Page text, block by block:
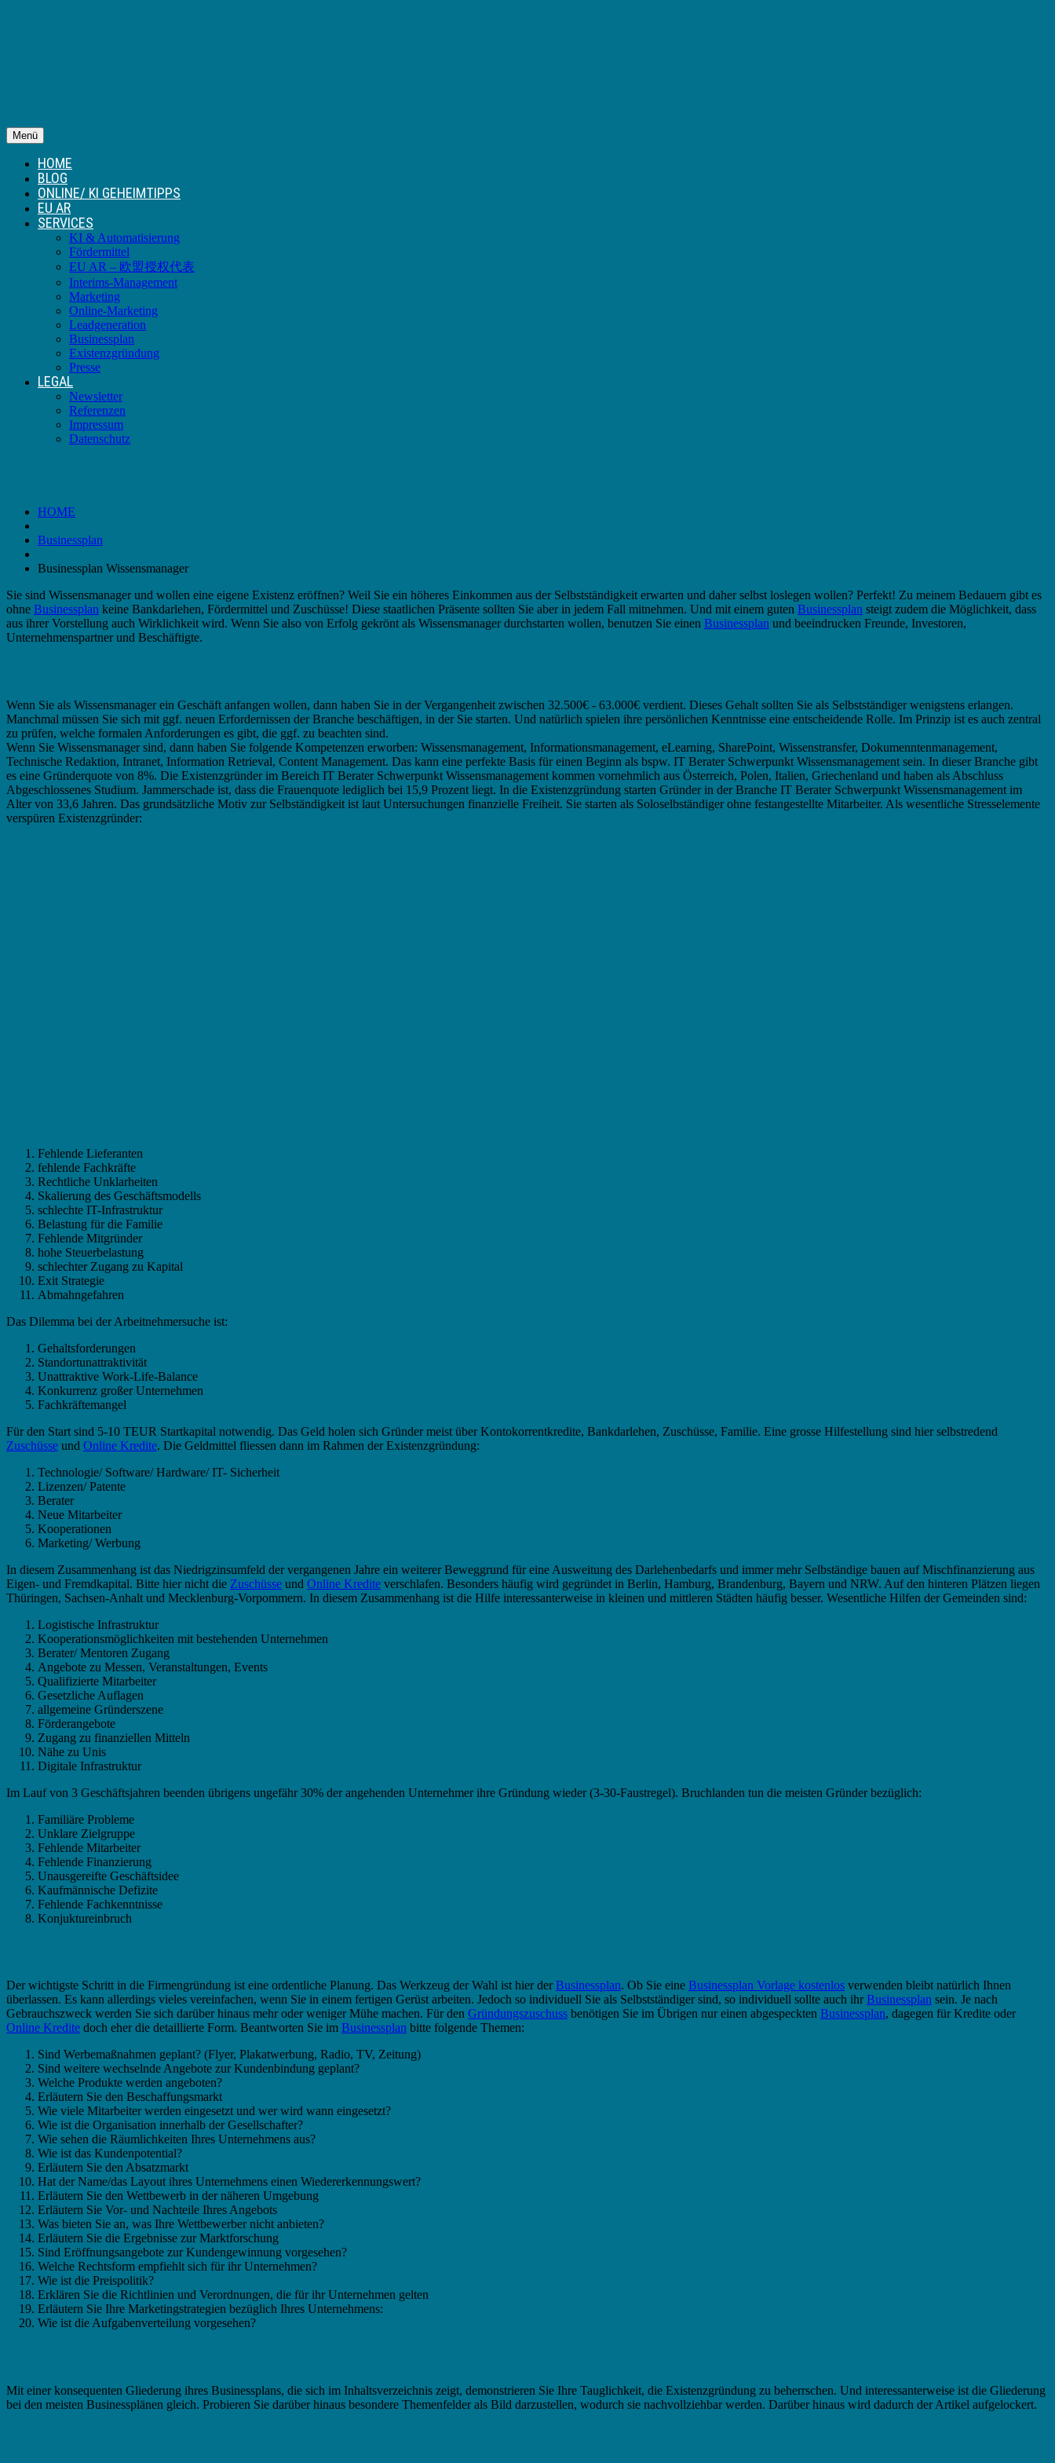
Menü
HOME
BLOG
ONLINE/ KI GEHEIMTIPPS
EU AR
SERVICES
KI & Automatisierung
Fördermittel
EU AR – 欧盟授权代表
Interims-Management
Marketing
Online-Marketing
Leadgeneration
Businessplan
Existenzgründung
Presse
LEGAL
Newsletter
Referenzen
Impressum
Datenschutz
HOME
Businessplan
Businessplan Wissensmanager
Sie sind Wissensmanager und wollen eine eigene Existenz eröffnen? Weil Sie ein höheres Einkommen aus der Selbstständigkeit erwarten und daher selbst loslegen wollen? Perfekt! Zu meinem Bedauern gibt es
ohne Businessplan keine Bankdarlehen, Fördermittel und Zuschüsse! Diese staatlichen Präsente sollten Sie aber in jedem Fall mitnehmen. Und mit einem guten Businessplan steigt zudem die Möglichkeit, dass
aus ihrer Vorstellung auch Wirklichkeit wird. Wenn Sie also von Erfolg gekrönt als Wissensmanager durchstarten wollen, benutzen Sie einen Businessplan und beeindrucken Freunde, Investoren,
Unternehmenspartner und Beschäftigte.
Wenn Sie als Wissensmanager ein Geschäft anfangen wollen, dann haben Sie in der Vergangenheit zwischen 32.500€ - 63.000€ verdient. Dieses Gehalt sollten Sie als Selbstständiger wenigstens erlangen.
Manchmal müssen Sie sich mit ggf. neuen Erfordernissen der Branche beschäftigen, in der Sie starten. Und natürlich spielen ihre persönlichen Kenntnisse eine entscheidende Rolle. Im Prinzip ist es auch zentral
zu prüfen, welche formalen Anforderungen es gibt, die ggf. zu beachten sind.
Wenn Sie Wissensmanager sind, dann haben Sie folgende Kompetenzen erworben: Wissensmanagement, Informationsmanagement, eLearning, SharePoint, Wissenstransfer, Dokumenntenmanagement,
Technische Redaktion, Intranet, Information Retrieval, Content Management. Das kann eine perfekte Basis für einen Beginn als bspw. IT Berater Schwerpunkt Wissensmanagement sein. In dieser Branche gibt
es eine Gründerquote von 8%. Die Existenzgründer im Bereich IT Berater Schwerpunkt Wissensmanagement kommen vornehmlich aus Österreich, Polen, Italien, Griechenland und haben als Abschluss
Abgeschlossenes Studium. Jammerschade ist, dass die Frauenquote lediglich bei 15,9 Prozent liegt. In die Existenzgründung starten Gründer in der Branche IT Berater Schwerpunkt Wissensmanagement im
Alter von 33,6 Jahren. Das grundsätzliche Motiv zur Selbständigkeit ist laut Untersuchungen finanzielle Freiheit. Sie starten als Soloselbständiger ohne festangestellte Mitarbeiter. Als wesentliche Stresselemente
verspüren Existenzgründer:
Fehlende Lieferanten
fehlende Fachkräfte
Rechtliche Unklarheiten
Skalierung des Geschäftsmodells
schlechte IT-Infrastruktur
Belastung für die Familie
Fehlende Mitgründer
hohe Steuerbelastung
schlechter Zugang zu Kapital
Exit Strategie
Abmahngefahren
Das Dilemma bei der Arbeitnehmersuche ist:
Gehaltsforderungen
Standortunattraktivität
Unattraktive Work-Life-Balance
Konkurrenz großer Unternehmen
Fachkräftemangel
Für den Start sind 5-10 TEUR Startkapital notwendig. Das Geld holen sich Gründer meist über Kontokorrentkredite, Bankdarlehen, Zuschüsse, Familie. Eine grosse Hilfestellung sind hier selbstredend
Zuschüsse und Online Kredite. Die Geldmittel fliessen dann im Rahmen der Existenzgründung:
Technologie/ Software/ Hardware/ IT- Sicherheit
Lizenzen/ Patente
Berater
Neue Mitarbeiter
Kooperationen
Marketing/ Werbung
In diesem Zusammenhang ist das Niedrigzinsumfeld der vergangenen Jahre ein weiterer Beweggrund für eine Ausweitung des Darlehenbedarfs und immer mehr Selbständige bauen auf Mischfinanzierung aus
Eigen- und Fremdkapital. Bitte hier nicht die Zuschüsse und Online Kredite verschlafen. Besonders häufig wird gegründet in Berlin, Hamburg, Brandenburg, Bayern und NRW. Auf den hinteren Plätzen liegen
Thüringen, Sachsen-Anhalt und Mecklenburg-Vorpommern. In diesem Zusammenhang ist die Hilfe interessanterweise in kleinen und mittleren Städten häufig besser. Wesentliche Hilfen der Gemeinden sind:
Logistische Infrastruktur
Kooperationsmöglichkeiten mit bestehenden Unternehmen
Berater/ Mentoren Zugang
Angebote zu Messen, Veranstaltungen, Events
Qualifizierte Mitarbeiter
Gesetzliche Auflagen
allgemeine Gründerszene
Förderangebote
Zugang zu finanziellen Mitteln
Nähe zu Unis
Digitale Infrastruktur
Im Lauf von 3 Geschäftsjahren beenden übrigens ungefähr 30% der angehenden Unternehmer ihre Gründung wieder (3-30-Faustregel). Bruchlanden tun die meisten Gründer bezüglich:
Familiäre Probleme
Unklare Zielgruppe
Fehlende Mitarbeiter
Fehlende Finanzierung
Unausgereifte Geschäftsidee
Kaufmännische Defizite
Fehlende Fachkenntnisse
Konjuktureinbruch
Der wichtigste Schritt in die Firmengründung ist eine ordentliche Planung. Das Werkzeug der Wahl ist hier derBusinessplan. Ob Sie eine Businessplan Vorlage kostenlos verwenden bleibt natürlich Ihnen
überlassen. Es kann allerdings vieles vereinfachen, wenn Sie in einem fertigen Gerüst arbeiten. Jedoch so individuell Sie als Selbstständiger sind, so individuell sollte auch ihrBusinessplan sein. Je nach
Gebrauchszweck werden Sie sich darüber hinaus mehr oder weniger Mühe machen. Für den Gründungszuschuss benötigen Sie im Übrigen nur einen abgespeckten Businessplan, dagegen für Kredite oder
Online Kredite doch eher die detaillierte Form. Beantworten Sie im Businessplan bitte folgende Themen:
Sind Werbemaßnahmen geplant? (Flyer, Plakatwerbung, Radio, TV, Zeitung)
Sind weitere wechselnde Angebote zur Kundenbindung geplant?
Welche Produkte werden angeboten?
Erläutern Sie den Beschaffungsmarkt
Wie viele Mitarbeiter werden eingesetzt und wer wird wann eingesetzt?
Wie ist die Organisation innerhalb der Gesellschafter?
Wie sehen die Räumlichkeiten Ihres Unternehmens aus?
Wie ist das Kundenpotential?
Erläutern Sie den Absatzmarkt
Hat der Name/das Layout ihres Unternehmens einen Wiedererkennungswert?
Erläutern Sie den Wettbewerb in der näheren Umgebung
Erläutern Sie Vor- und Nachteile Ihres Angebots
Was bieten Sie an, was Ihre Wettbewerber nicht anbieten?
Erläutern Sie die Ergebnisse zur Marktforschung
Sind Eröffnungsangebote zur Kundengewinnung vorgesehen?
Welche Rechtsform empfiehlt sich für ihr Unternehmen?
Wie ist die Preispolitik?
Erklären Sie die Richtlinien und Verordnungen, die für ihr Unternehmen gelten
Erläutern Sie Ihre Marketingstrategien bezüglich Ihres Unternehmens:
Wie ist die Aufgabenverteilung vorgesehen?
Mit einer konsequenten Gliederung ihres Businessplans, die sich im Inhaltsverzeichnis zeigt, demonstrieren Sie Ihre Tauglichkeit, die Existenzgründung zu beherrschen. Und interessanterweise ist die Gliederung
bei den meisten Businessplänen gleich. Probieren Sie darüber hinaus besondere Themenfelder als Bild darzustellen, wodurch sie nachvollziehbar werden. Darüber hinaus wird dadurch der Artikel aufgelockert.